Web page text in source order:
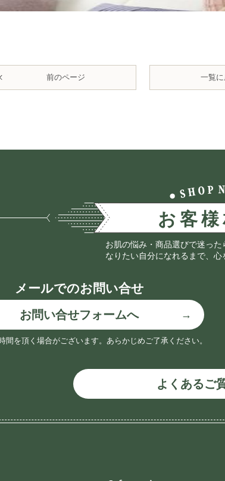
前のページ 一覧
お肌の悩み・商品選びで迷った
なりたい自分になれるまで、心
メールでのお問い合せ
お問い合せフォームへ
間を頂く場合がございます。 あらかじめご了承ください。
よくあるご